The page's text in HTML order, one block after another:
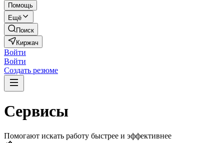
Помощь
Ещё
Поиск
Киржач
Войти
Войти
Создать резюме
Сервисы
Помогают искать работу быстрее и эффективнее